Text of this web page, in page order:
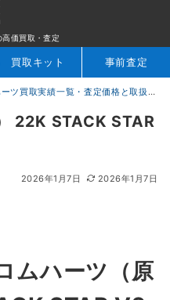
高価買取・査定
買取キット 事前査定
実績一覧・査定価格と取扱アイテムを公開｜ブランド買取専門店LIFE
22K STACK STAR
2026年1月7日 2026年1月7日
ムハーツ（原